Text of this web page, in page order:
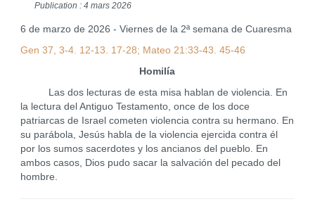
Publication : 4 mars 2026
6 de marzo de 2026 - Viernes de la 2ª semana de Cuaresma
Gen 37, 3-4. 12-13. 17-28; Mateo 21:33-43. 45-46
Homilía
Las dos lecturas de esta misa hablan de violencia. En
la lectura del Antiguo Testamento, once de los doce
patriarcas de Israel cometen violencia contra su hermano. En
su parábola, Jesús habla de la violencia ejercida contra él
por los sumos sacerdotes y los ancianos del pueblo. En
ambos casos, Dios pudo sacar la salvación del pecado del
hombre.